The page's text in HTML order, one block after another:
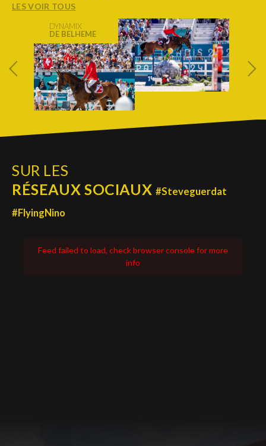
LES VOIR TOUS
DYNAMIX
DE BELHEME
SUR LES
RÉSEAUX SOCIAUX #Steveguerdat
#FlyingNino
Feed failed to load, check browser console for more
info